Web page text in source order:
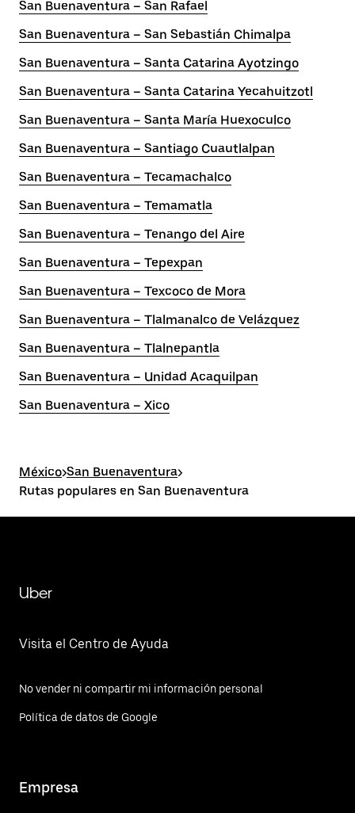
San Buenaventura – San Rafael
San Buenaventura – San Sebastián Chimalpa
San Buenaventura – Santa Catarina Ayotzingo
San Buenaventura – Santa Catarina Yecahuitzotl
San Buenaventura – Santa María Huexoculco
San Buenaventura – Santiago Cuautlalpan
San Buenaventura – Tecamachalco
San Buenaventura – Temamatla
San Buenaventura – Tenango del Aire
San Buenaventura – Tepexpan
San Buenaventura – Texcoco de Mora
San Buenaventura – Tlalmanalco de Velázquez
San Buenaventura – Tlalnepantla
San Buenaventura – Unidad Acaquilpan
San Buenaventura – Xico
México>San Buenaventura>
Rutas populares en San Buenaventura
Uber
Visita el Centro de Ayuda
No vender ni compartir mi información personal
Política de datos de Google
Empresa